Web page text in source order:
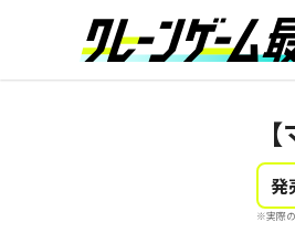
発
※実際の